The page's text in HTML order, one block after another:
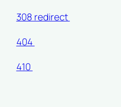
308 redirect
404
410